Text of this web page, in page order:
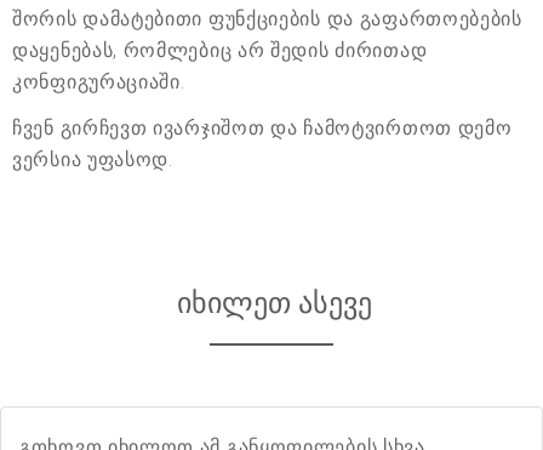
შორის დამატებითი ფუნქციების და გაფართოებების
დაყენებას, რომლებიც არ შედის ძირითად
კონფიგურაციაში.
ჩვენ გირჩევთ ივარჯიშოთ და ჩამოტვირთოთ დემო
ვერსია უფასოდ.
იხილეთ ასევე